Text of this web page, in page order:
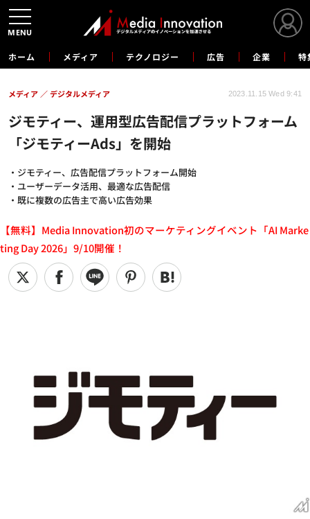
ホーム メディア テクノロジー 広告 企業 特
ジモティー、運用型広告配信プラットフォーム
「ジモティーAds」を開始
・ジモティー、広告配信プラットフォーム開始
・ユーザーデータ活用、最適な広告配信
・既に複数の広告主で高い広告効果
メディア デジタルメディア 2023.11.15 Wed 9:41
【無料】Media Innovation初のマーケティングイベント「AI Marke
ting Day 2026」9/10開催！
MENU